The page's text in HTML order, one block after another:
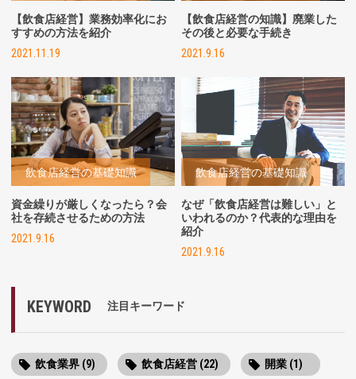
【飲食店経営】業務効率化にお
すすめの方法を紹介
2021.11.19
【飲食店経営の知識】廃業した
その後と必要な手続き
2021.9.16
飲食店経営の基礎知識
資金繰りが厳しくなったら？会
社を存続させるための方法
2021.9.16
飲食店経営の基礎知識
なぜ「飲食店経営は難しい」と
いわれるのか？代表的な理由を
紹介
2021.9.16
KEYWORD 注目キーワード
飲食業界 (9) 飲食店経営 (22) 開業 (1)